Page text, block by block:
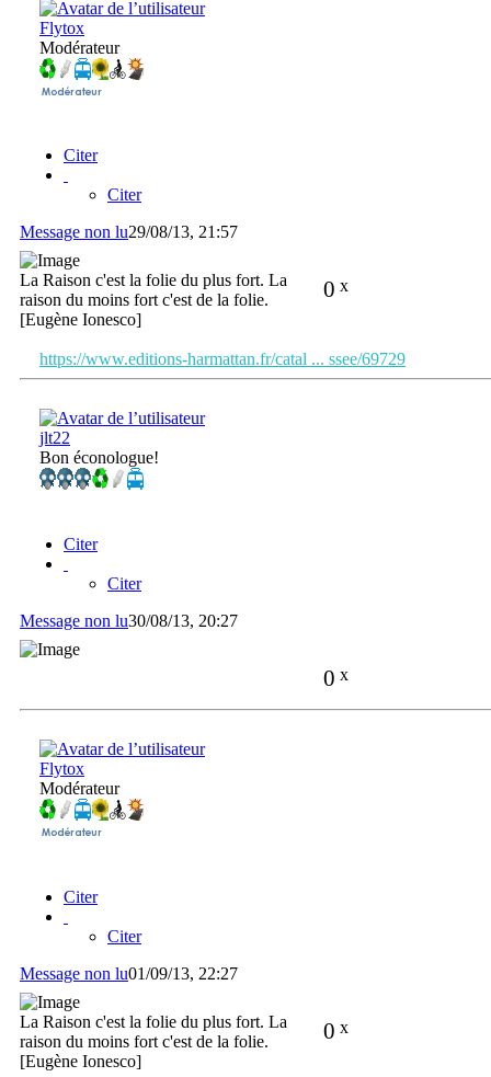
Flytox
Modérateur
Citer
Citer
Message non lu29/08/13, 21:57
0 x
La Raison c'est la folie du plus fort. La
raison du moins fort c'est de la folie.
[Eugène Ionesco]
https://www.editions-harmattan.fr/catal ... ssee/69729
jlt22
Bon éconologue!
Citer
Citer
Message non lu30/08/13, 20:27
0 x
Flytox
Modérateur
Citer
Citer
Message non lu01/09/13, 22:27
0 x
La Raison c'est la folie du plus fort. La
raison du moins fort c'est de la folie.
[Eugène Ionesco]